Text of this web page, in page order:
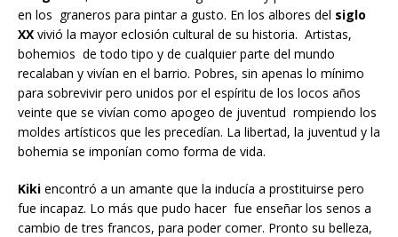
en los graneros para pintar a gusto. En los albores del siglo
XX vivió la mayor eclosión cultural de su historia. Artistas,
bohemios de todo tipo y de cualquier parte del mundo
recalaban y vivían en el barrio. Pobres, sin apenas lo mínimo
para sobrevivir pero unidos por el espíritu de los locos años
veinte que se vivían como apogeo de juventud rompiendo los
moldes artísticos que les precedían. La libertad, la juventud y la
bohemia se imponían como forma de vida.
Kiki encontró a un amante que la inducía a prostituirse pero
fue incapaz. Lo más que pudo hacer fue enseñar los senos a
cambio de tres francos, para poder comer. Pronto su belleza,